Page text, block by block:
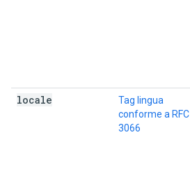
locale
Tag lingua
conforme a RFC
3066